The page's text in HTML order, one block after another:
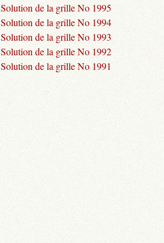
Solution de la grille No 1995
Solution de la grille No 1994
Solution de la grille No 1993
Solution de la grille No 1992
Solution de la grille No 1991